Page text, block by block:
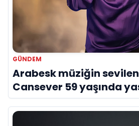
GÜNDEM
Arabesk müziğin sevilen
Cansever 59 yaşında